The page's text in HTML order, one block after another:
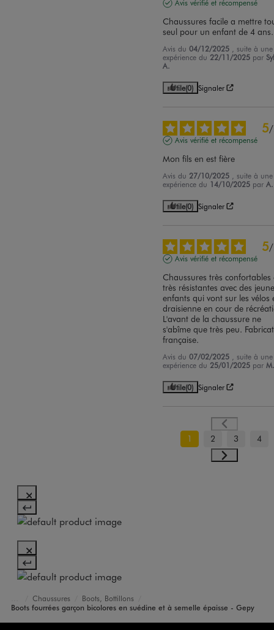
Avis vérifié et récompensé
Chaussures facile a mettre
seul pour un enfant de 4 ans.
Avis du04/12/2025
, suite à une
expérience du 22/11/2025 par
A.
Utile(0) Signaler
5/
Avis vérifié et récompensé
Mon fils en est fière
Avis du 27/10/2025
, suite à une
expérience du 14/10/2025 par
Utile(0) Signaler
5/
Avis vérifié et récompensé
Chaussures très confortables
très résistantes avec des
enfants qui vont sur les vélos
draisienne en cour de
L'avant de la chaussure ne
s'abîme que très peu.
française.
Avis du07/02/2025
, suite à une
expérience du 25/01/2025 par
Utile(0) Signaler
1 2 3 4
Accueil
Garçon
Chaussures
Boots, Bottillons
Boots fourrées garçon bicolores en suédine et à semelle épaisse - Gepy